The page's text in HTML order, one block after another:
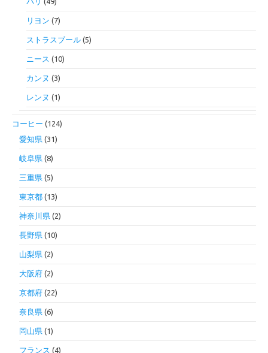
リヨン (7)
ストラスブール (5)
ニース (10)
カンヌ (3)
レンヌ (1)
コーヒー (124)
愛知県 (31)
岐阜県 (8)
三重県 (5)
東京都 (13)
神奈川県 (2)
長野県 (10)
山梨県 (2)
大阪府 (2)
京都府 (22)
奈良県 (6)
岡山県 (1)
フランス (4)